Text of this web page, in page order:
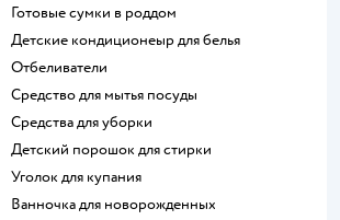
готовые сумки в роддом
детские кондиционеыр для белья
отбеливатели
средство для мытья посуды
средства для уборки
детский порошок для стирки
уголок для купания
ванночка для новорожденных